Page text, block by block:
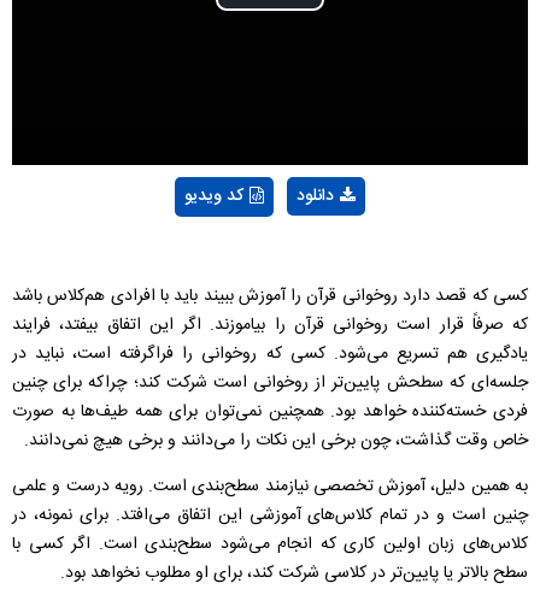
Play
کد ویدیو دانلود
کسی که قصد دارد روخوانی قرآن را آموزش ببیند باید با افرادی هم‌کلاس باشد
که صرفاً قرار است روخوانی قرآن را بیاموزند. اگر این اتفاق بیفتد، فرایند
یادگیری هم تسریع می‌شود. کسی که روخوانی را فراگرفته است، نباید در
جلسه‌ای که سطحش پایین‌تر از روخوانی است شرکت کند؛ چراکه برای چنین
فردی خسته‌کننده خواهد بود. همچنین نمی‌‌توان برای همه طیف‌ها به صورت
خاص وقت گذاشت، چون برخی‌ این نکات را می‌دانند و برخی‌ هیچ نمی‌دانند.
به همین دلیل، آموزش تخصصی نیازمند سطح‌بندی است. رویه درست و علمی
چنین است و در تمام کلاس‌های آموزشی این اتفاق می‌افتد. برای نمونه، در
کلاس‌های زبان اولین کاری که انجام می‌شود سطح‌بندی است. اگر کسی با
سطح بالاتر یا پایین‌تر در کلاسی شرکت کند، برای او مطلوب نخواهد بود.